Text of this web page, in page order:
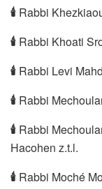
🕯 Rabbi
🕯 Rabbi Khoati
🕯 Rabbi Levi
🕯 Rabbi
🕯 Rabbi
Hacohen z.t.l.
🕯 Rabbi Moché